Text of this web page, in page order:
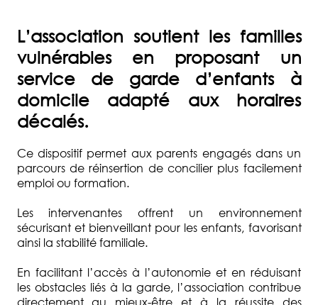
L’association soutient les familles
vulnérables en proposant un
service de garde d’enfants à
domicile adapté aux horaires
décalés.
Ce dispositif permet aux parents engagés dans un
parcours de réinsertion de concilier plus facilement
emploi ou formation.
Les intervenantes offrent un environnement
sécurisant et bienveillant pour les enfants, favorisant
ainsi la stabilité familiale.
En facilitant l’accès à l’autonomie et en réduisant
les obstacles liés à la garde, l’association contribue
directement au mieux-être et à la réussite des